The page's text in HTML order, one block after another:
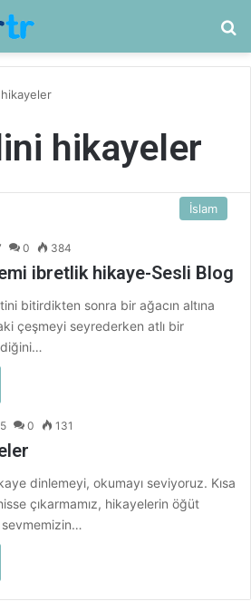
hikayeler
İslam
0 384
ibretlik hikaye-Sesli Blog
bitirdikten sonra bir ağacın altına
çeşmeyi seyrederken atlı bir
0 131
dinlemeyi, okumayı seviyoruz. Kısa
çıkarmamız, hikayelerin öğüt